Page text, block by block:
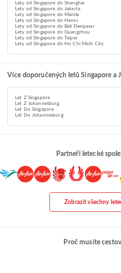
Lety od Singapore do Shanghai
Lety od Singapore do Jakarta
Lety od Singapore do Manila
Lety od Singapore do Hanoi
Lety od Singapore do Bali Denpasar
Lety od Singapore do Guangzhou
Lety od Singapore do Taipei
Lety od Singapore do Ho Chi Minh City
Více doporučených letů Singapore a
Let Z Singapore
Let Z Johannesburg
Let Do Singapore
Let Do Johannesburg
Partneři letecké
Zobrazit všechny
Proč musíte